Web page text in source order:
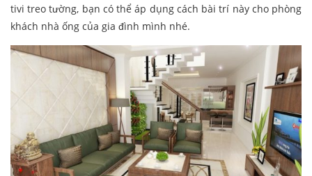
tivi treo tường, bạn có thể áp dụng cách bài trí này cho phòng
khách nhà ống của gia đình mình nhé.